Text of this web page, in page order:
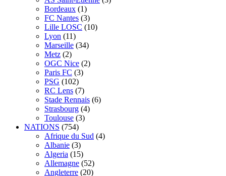
Bordeaux (1)
FC Nantes (3)
Lille LOSC (10)
Lyon (11)
Marseille (34)
Metz (2)
OGC Nice (2)
Paris FC (3)
PSG (102)
RC Lens (7)
Stade Rennais (6)
Strasbourg (4)
Toulouse (3)
NATIONS (754)
Afrique du Sud (4)
Albanie (3)
Algeria (15)
Allemagne (52)
Angleterre (20)